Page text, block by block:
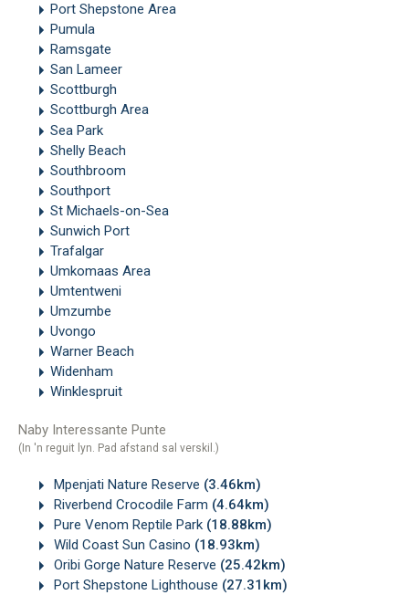
Port Shepstone Area
Pumula
Ramsgate
San Lameer
Scottburgh
Scottburgh Area
Sea Park
Shelly Beach
Southbroom
Southport
St Michaels-on-Sea
Sunwich Port
Trafalgar
Umkomaas Area
Umtentweni
Umzumbe
Uvongo
Warner Beach
Widenham
Winklespruit
Naby Interessante Punte
(In 'n reguit lyn. Pad afstand sal verskil.)
Mpenjati Nature Reserve (3.46km)
Riverbend Crocodile Farm (4.64km)
Pure Venom Reptile Park (18.88km)
Wild Coast Sun Casino (18.93km)
Oribi Gorge Nature Reserve (25.42km)
Port Shepstone Lighthouse (27.31km)